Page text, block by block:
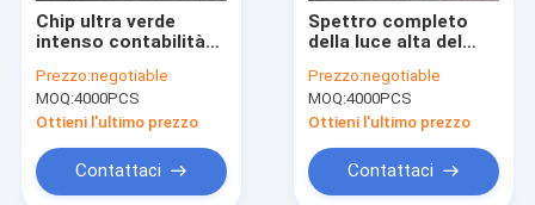
Chip ultra verde
intenso contabilità
170-180lm di SMD
3030 LED
Prezzo:negotiable
MOQ:4000PCS
Ottieni l'ultimo prezzo
Contattaci
Spettro completo
della luce alta del
Chip On Board Led
Grow
Prezzo:negotiable
MOQ:4000PCS
Ottieni l'ultimo prezzo
Contattaci